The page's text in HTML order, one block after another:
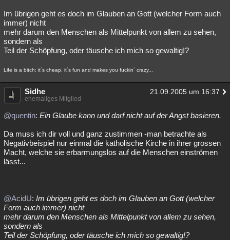
Im übrigen geht es doch im Glauben an Gott (welcher Form auch
immer) nicht
mehr darum den Menschen als Mittelpunkt von allem zu sehen,
sondern als
Teil der Schöpfung, oder täusche ich mich so gewaltig!?
Life is a bitch: it´s cheap, it´s fun and makes you fuckin´ crazy...
Sidhe 21.09.2005 um 16:37
ehemaliges Mitglied
@quentin: Ein Glaube kann und darf nicht auf der Angst basieren.
Da muss ich dir voll und ganz zustimmen -man betrachte als
Negativbeispiel nur einmal die katholische Kirche in ihrer grossen
Macht, welche sie erbarmungslos auf die Menschen einströmen
lässt...
@AcidU: Im übrigen geht es doch im Glauben an Gott (welcher
Form auch immer) nicht
mehr darum den Menschen als Mittelpunkt von allem zu sehen,
sondern als
Teil der Schöpfung, oder täusche ich mich so gewaltig!?